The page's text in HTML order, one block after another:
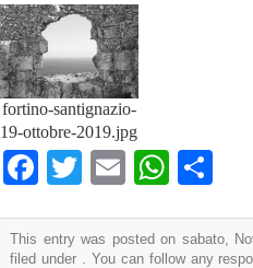
fortino-santignazio-
19-ottobre-2019.jpg
Facebook
Twitter
Email
This entry was posted on sabato,
filed under . You can follow any